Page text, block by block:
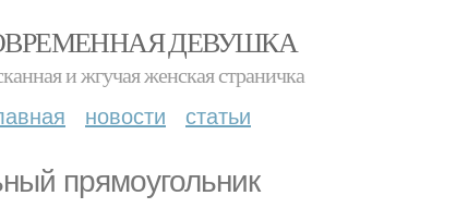
ДЕВУШКА
и жгучая женская страничка
новости статьи
прямоугольник